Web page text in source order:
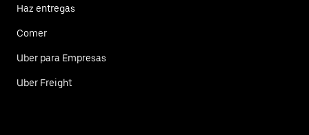
Haz entregas
Comer
Uber para Empresas
Uber Freight